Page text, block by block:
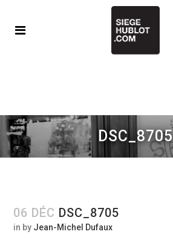
DSC_8705
06 DÉC DSC_8705
in by Jean-Michel Dufaux